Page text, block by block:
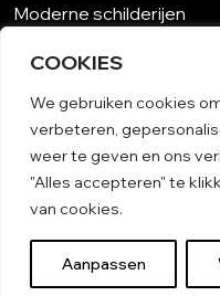
COOKIES
We gebruiken cookies
verbeteren,
weer te geven en ons
"Alles accepteren" te
van cookies.
Aanpassen
Moderne schilderijen
Kunst op maat
Schilderijen woonkamer
Unieke schilderijen
Kunst op papier
Schilderij woonkamer
Algemene voorwaarden
© 2026 Kunst kopen |
All rights reserved.